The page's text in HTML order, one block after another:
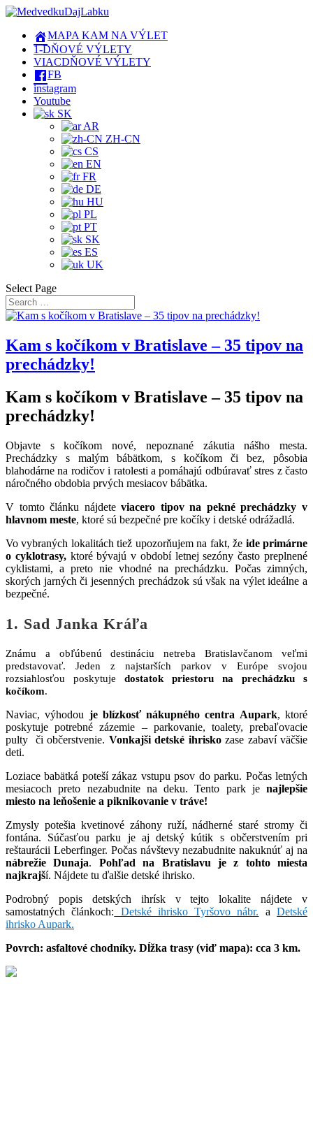
MAPA KAM NA VÝLET
1-DŇOVÉ VÝLETY
VIACDŇOVÉ VÝLETY
FB
instagram
Youtube
SK
AR
ZH-CN
CS
EN
FR
DE
HU
PL
PT
SK
ES
UK
Select Page
Kam s kočíkom v Bratislave – 35 tipov na
prechádzky!
Kam s kočíkom v Bratislave – 35 tipov na
prechádzky!
Objavte s kočíkom nové, nepoznané zákutia nášho mesta.
Prechádzky s malým bábätkom, s kočíkom či bez, pôsobia
blahodárne na rodičov i ratolesti a pomáhajú odbúravať stres z často
náročného obdobia prvých mesiacov bábätka.
V tomto článku nájdeteviacero tipov na pekné prechádzky v
hlavnom meste, ktoré sú bezpečné pre kočíky i detské odrážadlá.
Vo vybraných lokalitách tiež upozorňujem na fakt, že ide primárne
o cyklotrasy,ktoré bývajú v období letnej sezóny často preplnené
cyklistami, a preto nie vhodné na prechádzku. Počas zimných,
skorých jarných či jesenných prechádzok sú však na výlet ideálne a
bezpečné.
1. Sad Janka Kráľa
Známu a obľúbenú destináciu netreba Bratislavčanom veľmi
predstavovať. Jeden z najstarších parkov v Európe svojou
rozsiahlosťou poskytuje dostatok priestoru na prechádzku s
kočíkom.
Naviac, výhodou je blízkosť nákupného centra Aupark, ktoré
poskytuje potrebné zázemie – parkovanie, toalety, prebaľovacie
pulty či občerstvenie. Vonkajši detské ihriskozase zabaví väčšie
deti.
Loziace babätká poteší zákaz vstupu psov do parku. Počas letných
mesiacoch preto nezabudnite na deku. Tento park je najlepšie
miesto na leňošenie a piknikovanie v tráve!
Zmysly potešia kvetinové záhony ruží, nádherné staré stromy či
fontána. Súčasťou parku je aj detský kútik s občerstvením pri
reštaurácii Leberfinger. Počas návštevy nezabudnite nakuknúť aj na
nábrežie Dunaja. Pohľad na Bratislavu je z tohto miesta
najkrajší. Nájdete tu ďalšie detské ihrisko.
Podrobný popis detských ihrísk v tejto lokalite nájdete v
samostatných článkoch: Detské ihrisko Tyršovo nábr. a Detské
ihrisko Aupark.
Povrch: asfaltové chodníky. Dĺžka trasy (viď mapa): cca 3 km.